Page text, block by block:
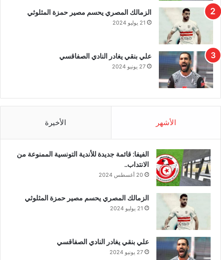
الزمالك المصري يحسم مصير حمزة المثلوثي
21 يوليو 2024
علي بنقي يغادر النادي الصفاقسي
27 يونيو 2024
الأشهر الأخيرة
الفيفا: قائمة جديدة للأندية التونسية الممنوعة من
الانتداب..
20 أغسطس 2024
الزمالك المصري يحسم مصير حمزة المثلوثي
21 يوليو 2024
علي بنقي يغادر النادي الصفاقسي
27 يونيو 2024